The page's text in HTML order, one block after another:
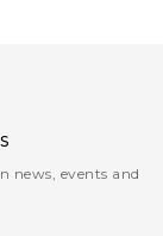
news, events and